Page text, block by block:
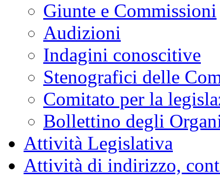
Giunte e Commissioni
Audizioni
Indagini conoscitive
Stenografici delle
Comitato per la
Bollettino degli
Attività Legislativa
Attività di indirizzo,